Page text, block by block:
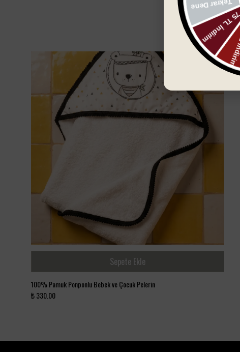
Sepete Ekle
100% Pamuk Ponponlu Bebek ve Çocuk Pelerin
₺ 330.00